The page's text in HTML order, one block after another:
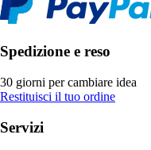
Spedizione e reso
30 giorni per cambiare idea
Restituisci il tuo ordine
Servizi